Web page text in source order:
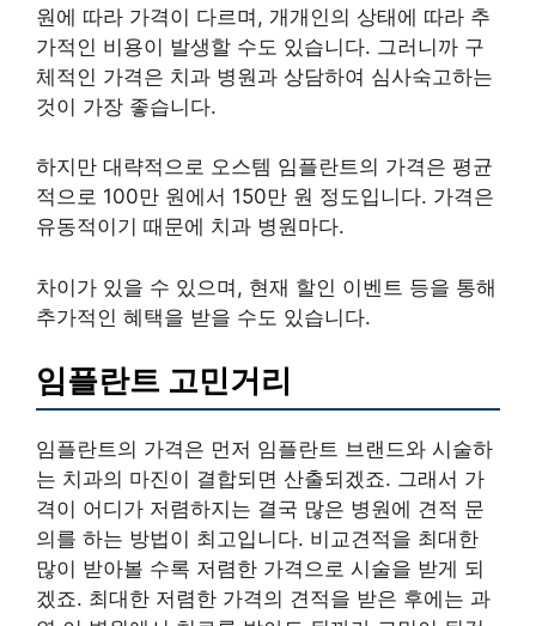
원에 따라 가격이 다르며, 개개인의 상태에 따라 추
가적인 비용이 발생할 수도 있습니다. 그러니까 구
체적인 가격은 치과 병원과 상담하여 심사숙고하는
것이 가장 좋습니다.
하지만 대략적으로 오스템 임플란트의 가격은 평균
적으로 100만 원에서 150만 원 정도입니다. 가격은
유동적이기 때문에 치과 병원마다.
차이가 있을 수 있으며, 현재 할인 이벤트 등을 통해
추가적인 혜택을 받을 수도 있습니다.
임플란트 고민거리
임플란트의 가격은 먼저 임플란트 브랜드와 시술하
는 치과의 마진이 결합되면 산출되겠죠. 그래서 가
격이 어디가 저렴하지는 결국 많은 병원에 견적 문
의를 하는 방법이 최고입니다. 비교견적을 최대한
많이 받아볼 수록 저렴한 가격으로 시술을 받게 되
겠죠. 최대한 저렴한 가격의 견적을 받은 후에는 과